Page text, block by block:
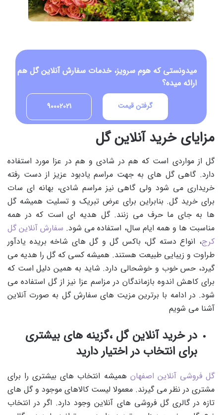
میدونستی که هوم سرویز، خدمات سفارش آنلاین گل هم
ارائه میده؟
90002021 گرفتن قیمت
مزایای خرید آنلاین گل
گل از مواردی است که هم در شادی و هم در عزا مورد استفاده
دارد. گاهی گل های به جهت مراسم یادبود عزیز از دست رفته
خریداری می شود ولی گاهی نیز مراسم شادی، بهانه ای سات
برای خرید گل. بنابراین برای عرض تبریک و تسلیت همیشه گل
ها به جای ما حرف می زنند. گل هدیه ای است که در همه
مناسبت ها و همه ایام سال، استفاده می شود. سفارش آنلاین گل
کرج، انواع دسته گل، باکس گل و گل های شاخه بریده یادآور
طراوت و زیبایی طبیعت هستند. همیشه کسی که گل را هدیه می
گیرد، حس خوب و خوشحالی دارد. شاید به همین دلیل است که
برای کاهش اندوه بازماندگان در مزاسم عزا نیز از گل استفاده می
شود. در ادامه با برترین مزیت های سفارش گل به صورت آنلاین
آشنا می شویم
در خرید آنلاین گل ،گزینه های بیشتری
برای انتخاب در اختیار دارید
گل فروشی آنلاین اصفهان همیشه انتخاب های بیشتری را برای
مشتری در نظر می گیرند. معمولا لیست کالاهای موجود و گل های
تازه در گالری گل فروشی های آنلاین وجود دارد. اگر در انتخاب